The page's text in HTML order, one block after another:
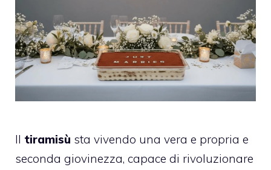
Il tiramisù sta vivendo una vera e propria e
seconda giovinezza, capace di rivoluzionare